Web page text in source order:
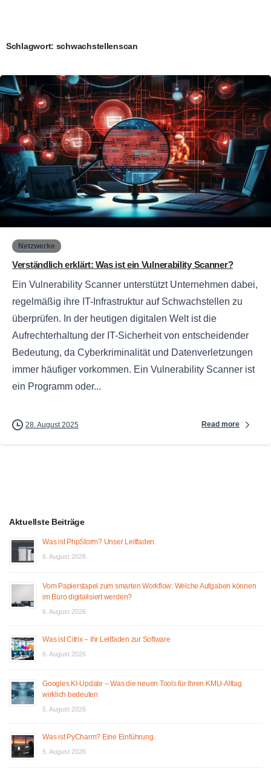
Schlagwort: schwachstellenscan
0
Netzwerke
Verständlich erklärt: Was ist ein Vulnerability Scanner?
Ein Vulnerability Scanner unterstützt Unternehmen dabei,
regelmäßig ihre IT-Infrastruktur auf Schwachstellen zu
überprüfen. In der heutigen digitalen Welt ist die
Aufrechterhaltung der IT-Sicherheit von entscheidender
Bedeutung, da Cyberkriminalität und Datenverletzungen
immer häufiger vorkommen. Ein Vulnerability Scanner ist
ein Programm oder...
28. August 2025 Read more
Aktuellste Beiträge
Was ist PhpStorm? Unser Leitfaden.
6. August 2026
Vom Papierstapel zum smarten Workflow: Welche Aufgaben können
im Büro digitalisiert werden?
6. August 2026
Was ist Citrix – Ihr Leitfaden zur Software
6. August 2026
Googles KI-Update – Was die neuen Tools für Ihren KMU-Alltag
wirklich bedeuten
5. August 2026
Was ist PyCharm? Eine Einführung.
5. August 2026